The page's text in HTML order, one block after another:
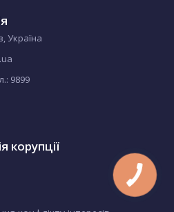
Україна
9899
корупції